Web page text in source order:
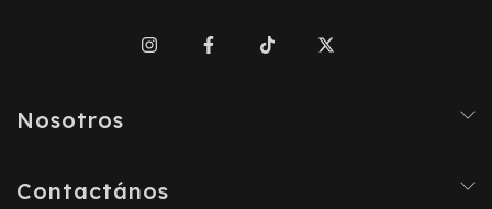
Nosotros
Contactános